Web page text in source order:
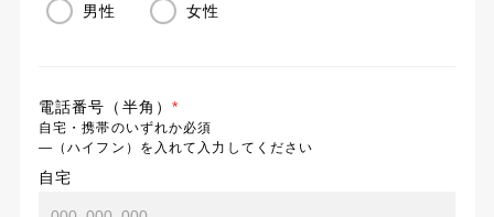
男性 女性
電話番号（半角） *
自宅・携帯のいずれか必須
―（ハイフン）を入れて入力してください
自宅